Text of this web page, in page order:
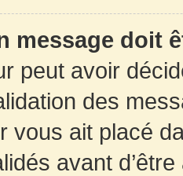
message doit
peut avoir
des
vous ait placé
avant